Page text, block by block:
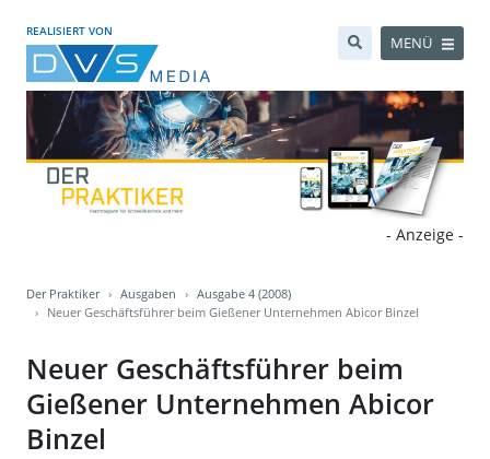
REALISIERT VON
MENÜ
- Anzeige -
Der Praktiker Ausgaben
Ausgabe 4 (2008)
Neuer Geschäftsführer beim Gießener Unternehmen Abicor Binzel
Neuer Geschäftsführer beim
Gießener Unternehmen Abicor
Binzel